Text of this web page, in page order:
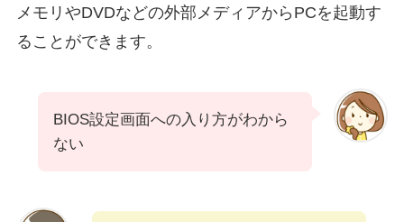
メモリやDVDなどの外部メディアからPCを起動す
ることができます。
BIOS設定画面への入り方がわから
ない